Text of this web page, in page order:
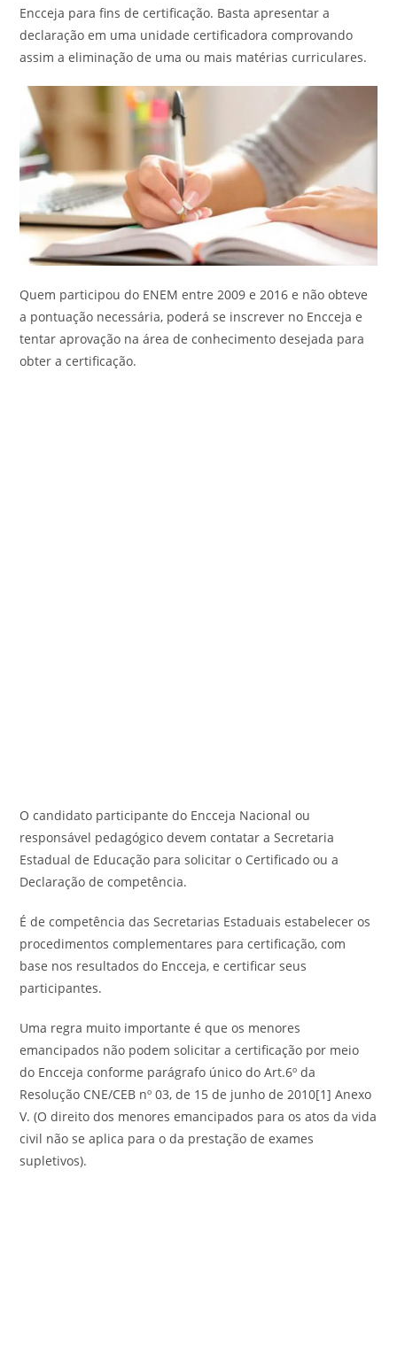
Encceja para fins de certificação. Basta apresentar a
declaração em uma unidade certificadora comprovando
assim a eliminação de uma ou mais matérias curriculares.
Quem participou do ENEM entre 2009 e 2016 e não obteve
a pontuação necessária, poderá se inscrever no Encceja e
tentar aprovação na área de conhecimento desejada para
obter a certificação.
O candidato participante do Encceja Nacional ou
responsável pedagógico devem contatar a Secretaria
Estadual de Educação para solicitar o Certificado ou a
Declaração de competência.
É de competência das Secretarias Estaduais estabelecer os
procedimentos complementares para certificação, com
base nos resultados do Encceja, e certificar seus
participantes.
Uma regra muito importante é que os menores
emancipados não podem solicitar a certificação por meio
do Encceja conforme parágrafo único do Art.6º da
Resolução CNE/CEB nº 03, de 15 de junho de 2010[1] Anexo
V. (O direito dos menores emancipados para os atos da vida
civil não se aplica para o da prestação de exames
supletivos).